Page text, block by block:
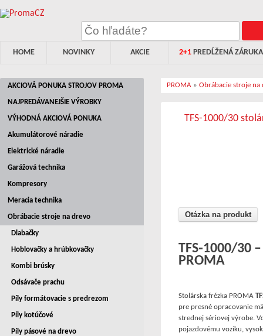
HOME NOVINKY AKCIE 2+1PREDĹŽENÁ ZÁRUKA
AKCIOVÁ PONUKA STROJOV PROMA
NAJPREDÁVANEJŠIE VÝROBKY
VÝHODNÁ AKCIOVÁ PONUKA
Akumulátorové náradie
Elektrické náradie
Garážová technika
Kompresory
Meracia technika
Obrábacie stroje na drevo
Dlabačky
Hoblovačky a hrúbkovačky
Kombi brúsky
Odsávače prachu
Píly formátovacie s predrezom
Píly kotúčové
Píly pásové na drevo
PROMA »Obrábacie stroje na
TFS-1000/30
Otázka na produkt
TFS‑1000/30
PROMA
Stolárska frézka PROMA
pre presné opracovanie
strednej sériovej výrobe.
pojazdovému vozíku,